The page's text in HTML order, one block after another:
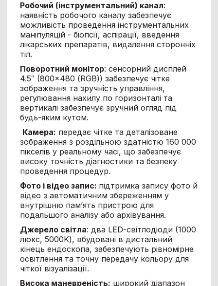
Робочий (інструментальний) канал:
наявність робочого каналу забезпечує
можливість проведення інструментальних
маніпуляцій - біопсії, аспірації, введення
лікарських препаратів, видалення сторонніх
тіл.
Поворотний монітор: сенсорний дисплей
4.5″ (800×480 (RGB)) забезпечує чітке
зображення та зручність управління,
регулювання нахилу по горизонталі та
вертикалі забезпечує зручний огляд під
будь-яким кутом.
Камера: передає чітке та деталізоване
зображення з роздільною здатністю 160 000
пікселів у реальному часі, що забезпечує
високу точність діагностики та безпеку
проведення процедур.
Фото і відео запис: підтримка запису фото й
відео з автоматичним збереженням у
внутрішню пам’ять пристрою для
подальшого аналізу або архівування.
Джерело світла: два LED-світлодіоди (1000
люкс, 5000K), вбудовані в дистальний
кінець ендоскопа, забезпечують рівномірне
освітлення та точну передачу кольору для
чіткої візуалізації.
Висока маневреність: широкий діапазон